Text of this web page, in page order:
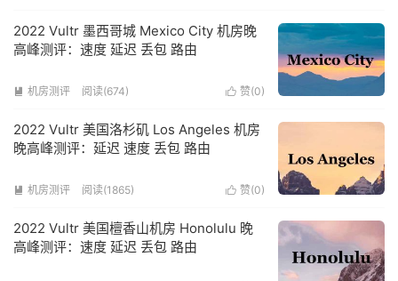
2022 Vultr 墨西哥城 Mexico City 机房晚
高峰测评：速度 延迟 丢包 路由
 机房测评 阅读(674)  赞(0)
2022 Vultr 美国洛杉矶 Los Angeles 机房
晚高峰测评：延迟 速度 丢包 路由
 机房测评 阅读(1865)  赞(0)
2022 Vultr 美国檀香山机房 Honolulu 晚
高峰测评：速度 延迟 丢包 路由